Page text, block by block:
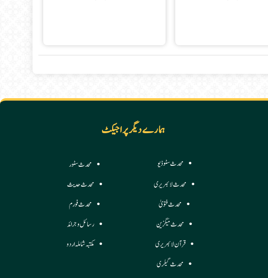
ہمارے دیگر پراجیکٹ
محدث سٹوڈیو
محدث سٹور
محدث لائبریری
محدث حدیث
محدث فتویٰ
محدث فورم
محدث میگزین
رسائل وجرائد
قرآن لائبریری
مکتبہ شاملہ اردو
محدث گیلری